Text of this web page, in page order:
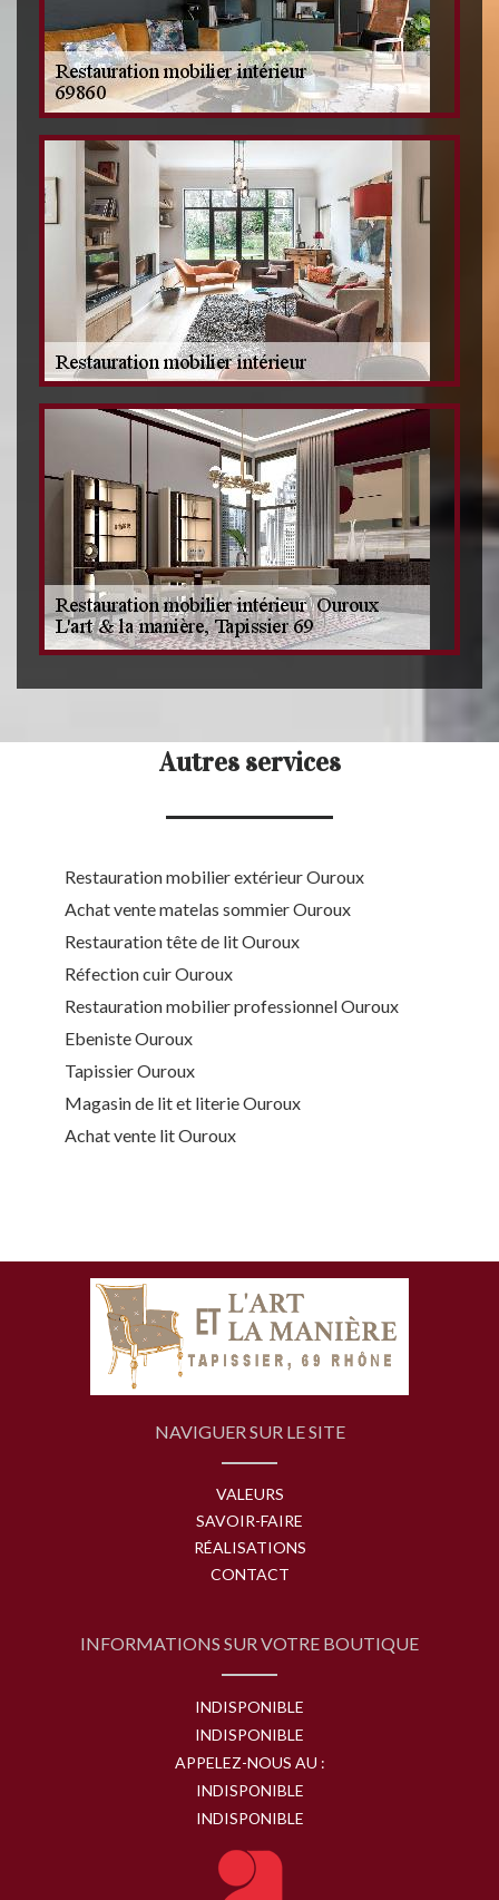
Autres services
Restauration mobilier extérieur Ouroux
Achat vente matelas sommier Ouroux
Restauration tête de lit Ouroux
Réfection cuir Ouroux
Restauration mobilier professionnel Ouroux
Ebeniste Ouroux
Tapissier Ouroux
Magasin de lit et literie Ouroux
Achat vente lit Ouroux
NAVIGUER SUR LE SITE
VALEURS
SAVOIR-FAIRE
RÉALISATIONS
CONTACT
INFORMATIONS SUR VOTRE BOUTIQUE
INDISPONIBLE
INDISPONIBLE
APPELEZ-NOUS AU :
INDISPONIBLE
INDISPONIBLE